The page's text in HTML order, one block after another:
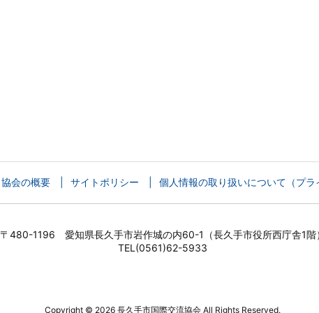
協会の概要 サイトポリシー 個人情報の取り扱いについて（プラ
〒480-1196 愛知県長久手市岩作城の内60-1（長久手市役所西庁舎1階）
TEL(0561)62-5933
Copyright © 2026 長久手市国際交流協会 All Rights Reserved.